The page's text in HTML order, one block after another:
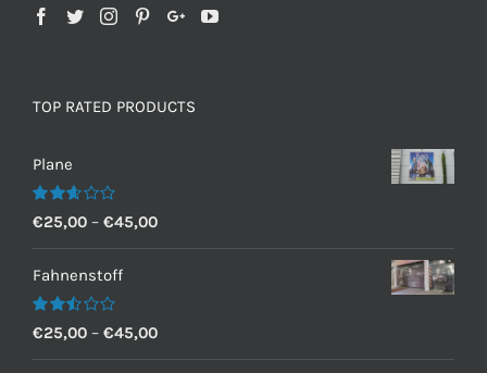
TOP RATED PRODUCTS
Plane
Bewertet
mit
2.60
von 5
€25,00 – €45,00
Fahnenstoff
Bewertet
mit
2.50
€25,00 – €45,00